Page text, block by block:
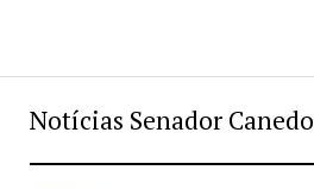
Notícias Senador Canedo